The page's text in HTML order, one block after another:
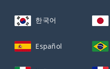
한국어
Español